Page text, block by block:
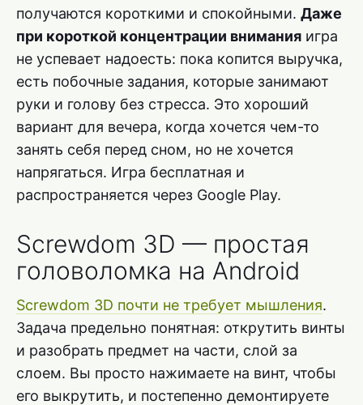
получаются короткими и спокойными. Даже
при короткой концентрации внимания игра
не успевает надоесть: пока копится выручка,
есть побочные задания, которые занимают
руки и голову без стресса. Это хороший
вариант для вечера, когда хочется чем-то
занять себя перед сном, но не хочется
напрягаться. Игра бесплатная и
распространяется через Google Play.
Screwdom 3D — простая
головоломка на Android
Screwdom 3D почти не требует мышления.
Задача предельно понятная: открутить винты
и разобрать предмет на части, слой за
слоем. Вы просто нажимаете на винт, чтобы
его выкрутить, и постепенно демонтируете